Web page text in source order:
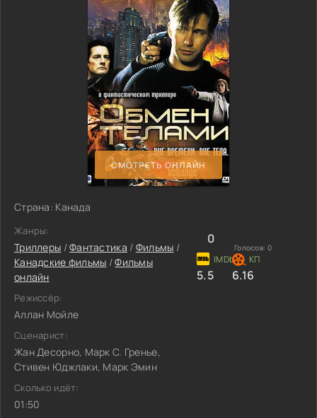
СМОТРЕТЬ ОНЛАЙН
Страна: Канада
Жанры:
Триллеры /Фантастика / Фильмы /
Канадские фильмы /Фильмы
онлайн
Режиссёр:
Аллан Мойле
Сценарист:
Жан Десорно, Марк С. Гренье,
Стивен Юджлаки, Марк Эмин
Сколько идёт:
01:50
0
Голосов: 0
5.5 6.16